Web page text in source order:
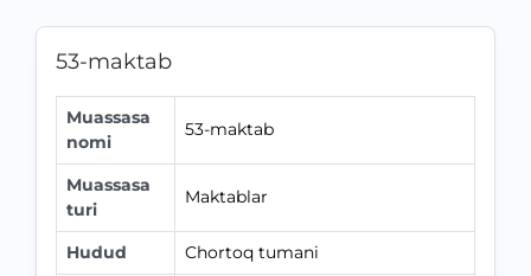
53-maktab
Muassasa
nomi
53-maktab
Muassasa
turi
Maktablar
Hudud
Chortoq tumani